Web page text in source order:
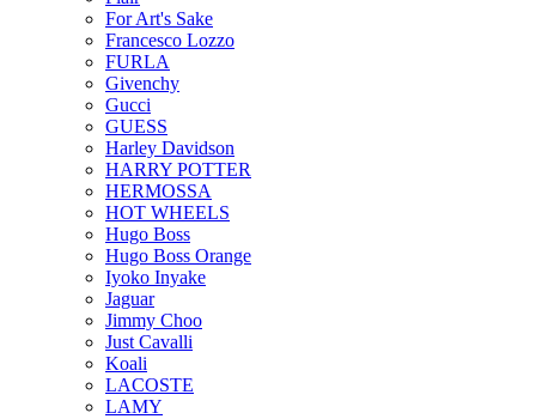
For Art's Sake
Francesco Lozzo
FURLA
Givenchy
Gucci
GUESS
Harley Davidson
HARRY POTTER
HERMOSSA
HOT WHEELS
Hugo Boss
Hugo Boss Orange
Iyoko Inyake
Jaguar
Jimmy Choo
Just Cavalli
Koali
LACOSTE
LAMY